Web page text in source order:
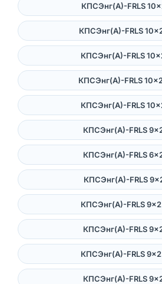
КПСЭнг(А)-FRLS
КПСЭнг(А)-FRLS
КПСЭнг(А)-FRLS
КПСЭнг(А)-FRLS
КПСЭнг(А)-FRLS
КПСЭнг(А)-FRLS
КПСЭнг(А)-FRLS
КПСЭнг(А)-FRLS
КПСЭнг(А)-FRLS
КПСЭнг(А)-FRLS
КПСЭнг(А)-FRLS
КПСЭнг(А)-FRLS